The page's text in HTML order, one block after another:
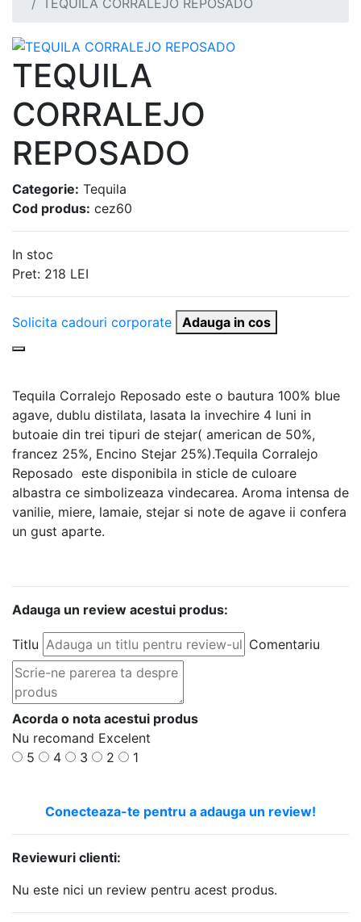
TEQUILA CORRALEJO REPOSADO
TEQUILA
CORRALEJO
REPOSADO
Categorie: Tequila
Cod produs: cez60
In stoc
Pret: 218 LEI
Solicita cadouri corporate Adauga in cos
Tequila Corralejo Reposado este o bautura 100% blue
agave, dublu distilata, lasata la invechire 4 luni in
butoaie din trei tipuri de stejar( american de 50%,
francez 25%, Encino Stejar 25%).Tequila Corralejo
Reposado este disponibila in sticle de culoare
albastra ce simbolizeaza vindecarea. Aroma intensa de
vanilie, miere, lamaie, stejar si note de agave ii confera
un gust aparte.
Adauga un review acestui produs:
Titlu Comentariu
Acorda o nota acestui produs
Nu recomand Excelent
5
4 3 2 1
Conecteaza-te pentru a adauga un review!
Reviewuri clienti:
Nu este nici un review pentru acest produs.